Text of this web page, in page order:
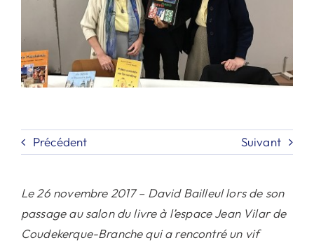
Rechercher:
Précédent Suivant
Le 26 novembre 2017 – David Bailleul lors de son
passage au salon du livre à l’espace Jean Vilar de
Coudekerque-Branche qui a rencontré un vif